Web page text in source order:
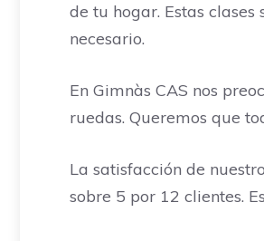
de tu hogar. Estas
necesario.
En Gimnàs CAS nos
ruedas. Queremos que
La satisfacción de
sobre 5 por 12 clientes.